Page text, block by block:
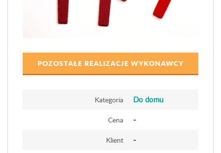
POZOSTAŁE REALIZACJE WYKONAWCY
Kategoria Do domu
Cena -
Klient -